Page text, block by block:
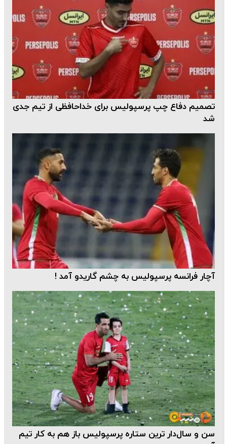
تصمیم دفاع چپ پرسپولیس برای خداحافظی از تیم جدی
شد
آچار فرانسه پرسپولیس به چشم گاریدو آمد !
سن و سال‌دار ترین ستاره پرسپولیس باز هم به کار تیم